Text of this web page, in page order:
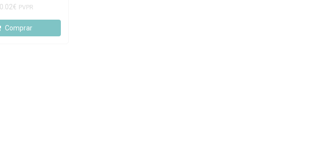
PVPR
Comprar